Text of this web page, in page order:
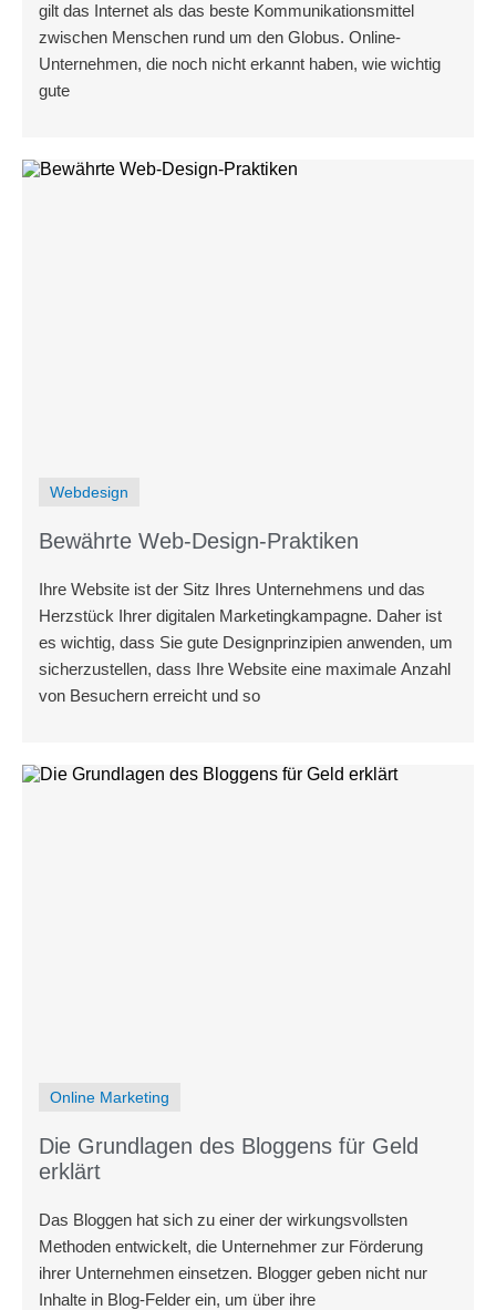
gilt das Internet als das beste Kommunikationsmittel
zwischen Menschen rund um den Globus. Online-
Unternehmen, die noch nicht erkannt haben, wie wichtig
gute
Webdesign
Bewährte Web-Design-Praktiken
Ihre Website ist der Sitz Ihres Unternehmens und das
Herzstück Ihrer digitalen Marketingkampagne. Daher ist
es wichtig, dass Sie gute Designprinzipien anwenden, um
sicherzustellen, dass Ihre Website eine maximale Anzahl
von Besuchern erreicht und so
Online Marketing
Die Grundlagen des Bloggens für Geld
erklärt
Das Bloggen hat sich zu einer der wirkungsvollsten
Methoden entwickelt, die Unternehmer zur Förderung
ihrer Unternehmen einsetzen. Blogger geben nicht nur
Inhalte in Blog-Felder ein, um über ihre